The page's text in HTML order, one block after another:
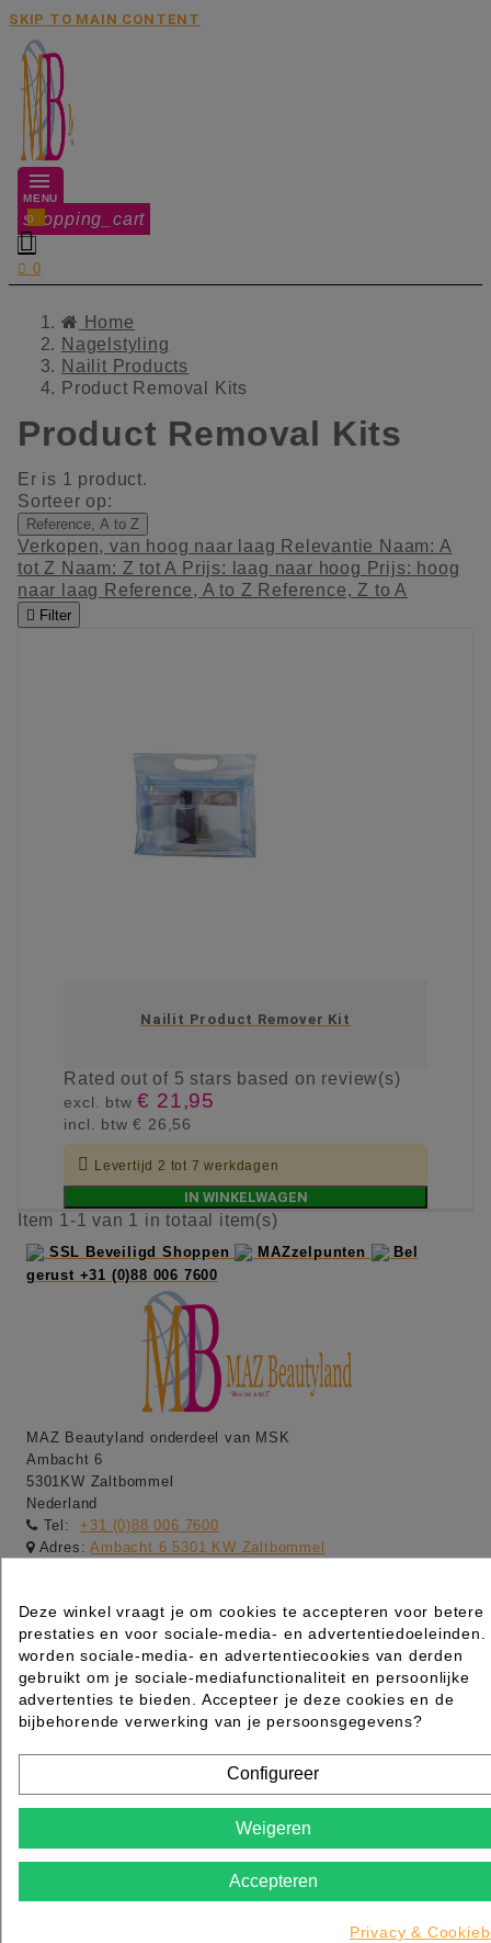
SKIP TO MAIN CONTENT
MENU
shopping_cart
0

 0
Home
Nagelstyling
Nailit Products
Product Removal Kits
Product Removal Kits
Er is 1 product.
Sorteer op:
Reference, A to Z
Verkopen, van hoog naar laag Relevantie Naam: A
tot Z Naam: Z tot A Prijs: laag naar hoog Prijs: hoog
naar laag Reference, A to Z Reference, Z to A
 Filter
Nailit Product Remover Kit
Ratedout of 5 stars based on review(s)
excl. btw€ 21,95
incl. btw€ 26,56
 Levertijd 2 tot 7 werkdagen
IN WINKELWAGEN
Item 1-1 van 1 in totaal item(s)
SSL Beveiligd Shoppen MAZzelpunten
Bel
gerust +31 (0)88 006 7600
MAZ Beautyland onderdeel van MSK
Ambacht 6
5301KW Zaltbommel
Nederland
Tel:
+31 (0)88 006 7600
Adres:Ambacht 6 5301 KW Zaltbommel
-maandag gesloten
-dinsdag t/m vrijdag van 09:00 tot 17:00
-zaterdag van 09:00 tot 13:00
-Webshop order worden de gehele dag verwerkt van
Deze winkel vraagt je om cookies te accepteren voor betere
prestaties en voor sociale-media- en advertentiedoeleinden.
worden sociale-media- en advertentiecookies van derden
gebruikt om je sociale-mediafunctionaliteit en persoonlijke
advertenties te bieden. Accepteer je deze cookies en de
bijbehorende verwerking van je persoonsgegevens?
Configureer
Weigeren
Accepteren
Privacy &